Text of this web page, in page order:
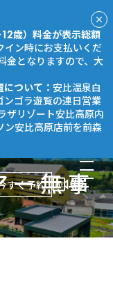
歳）料金が表示総額
イン時にお支払いくだ
金となりますので、大
ついて： 安比温泉白
ゴラ遊覧の連日営業
ザリゾート安比高原内
ン安比高原店前を前森
すぐ予約
ー無事